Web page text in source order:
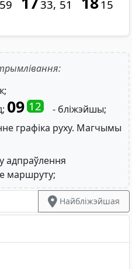
Найбліжэйшая
59 33 51 15
09 12 - бліжэйшы;
графіка руху. Магчымы
адпраўлення
маршруту;